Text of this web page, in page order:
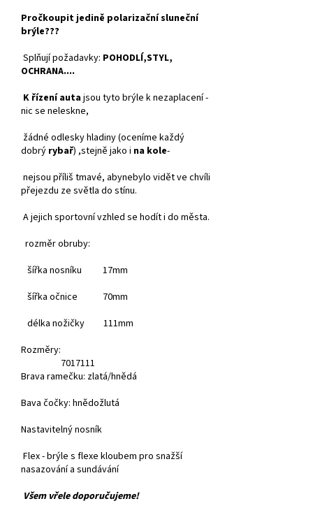
Pročkoupit jedině polarizační sluneční
brýle???
Splňují požadavky: POHODLÍ,STYL,
OCHRANA....
K řízení autajsou tyto brýle k nezaplacení -
nic se neleskne,
žádné odlesky hladiny (oceníme každý
dobrý rybař) ,stejně jako i na kole-
nejsou příliš tmavé, abynebylo vidět ve chvíli
přejezdu ze světla do stínu.
A jejich sportovní vzhled se hodít i do města.
rozměr obruby:
šířka nosníku 17mm
šířka očnice 70mm
délka nožičky 111mm
Rozměry:
7017111
Brava ramečku: zlatá/hnědá
Bava čočky: hnědožlutá
Nastavitelný nosník
Flex - brýle s flexe kloubem pro snažší
nasazování a sundávání
Všem vřele doporučujeme!